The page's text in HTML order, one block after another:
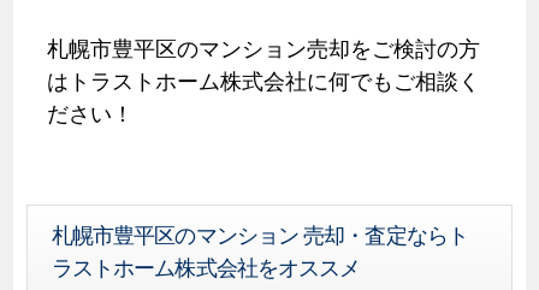
札幌市豊平区のマンション売却をご検討の方
はトラストホーム株式会社に何でもご相談く
ださい！
札幌市豊平区のマンション 売却・査定ならト
ラストホーム株式会社をオススメ